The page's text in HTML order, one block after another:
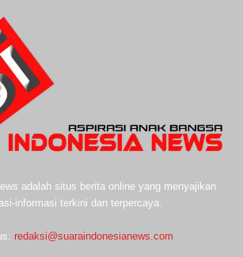
adalah situs berita online yang menyajikan
informasi terkini dan terpercaya.
redaksi@suaraindonesianews.com